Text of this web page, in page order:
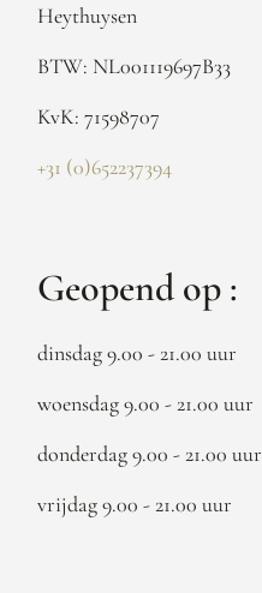
Heythuysen
BTW: NL001119697B33
KvK: 71598707
+31 (0)652237394
Geopend op :
dinsdag 9.00 - 21.00 uur
woensdag 9.00 - 21.00 uur
donderdag 9.00 - 21.00 uur
vrijdag 9.00 - 21.00 uur